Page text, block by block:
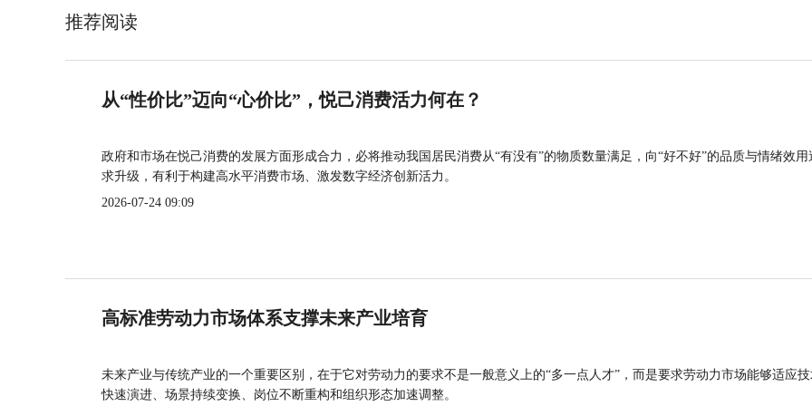
推荐阅读
从“性价比”迈向“心价比”，悦己消费活力何在？
政府和市场在悦己消费的发展方面形成合力，必将推动我国居民消费从“有没有”的物质数量满足，向“好不好”的品质与情绪效用
求升级，有利于构建高水平消费市场、激发数字经济创新活力。
2026-07-24 09:09
高标准劳动力市场体系支撑未来产业培育
未来产业与传统产业的一个重要区别，在于它对劳动力的要求不是一般意义上的“多一点人才”，而是要求劳动力市场能够适应
快速演进、场景持续变换、岗位不断重构和组织形态加速调整。